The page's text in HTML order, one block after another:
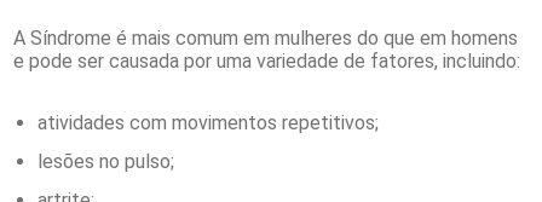
A Síndrome é mais comum em mulheres do que em homens
e pode ser causada por uma variedade de fatores, incluindo:
atividades com movimentos repetitivos;
lesões no pulso;